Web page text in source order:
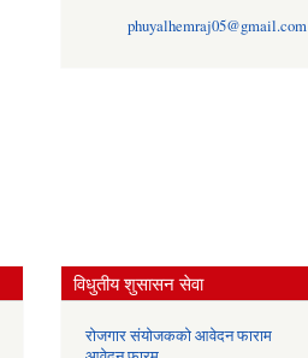
phuyalhemraj05@gmail.com
विधुतीय शुसासन सेवा
रोजगार संयोजकको आवेदन फाराम